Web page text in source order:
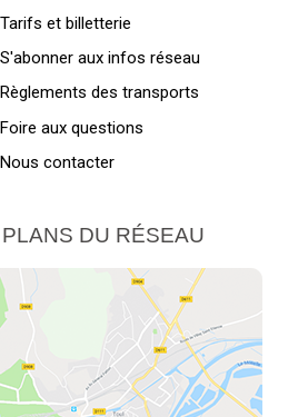
Tarifs et billetterie
S'abonner aux infos réseau
Règlements des transports
Foire aux questions
Nous contacter
PLANS DU RÉSEAU